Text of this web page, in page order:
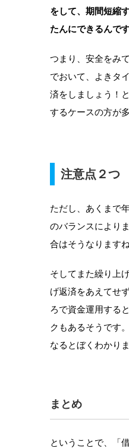
をして、期間短縮
たんにできるんです
つまり、安全をみ
でおいて、よきタ
済をしましょう！
するケースの方が
注意点２つ
ただし、あくまで
のバランスにより
合はそうなりますね
そしてまた繰り上
げ返済をあえてせ
ろで資金運用する
クもあるそうです
なるとぼくわかり
まとめ
ということで、「